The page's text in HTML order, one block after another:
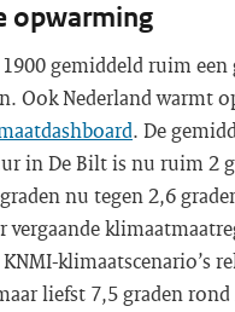
opwarming
gemiddeld ruim een
Ook Nederland warmt
. De
in De Bilt is nu ruim 2
nu tegen 2,6
vergaande
klimaatscenario’s
liefst 7,5 graden rond